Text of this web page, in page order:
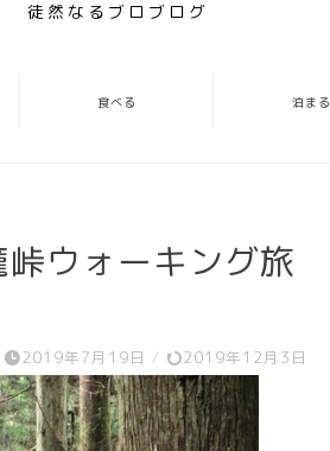
徒然なるブロブログ
食べる 泊まる
ウォーキング旅
2019年7月19日 / 2019年12月3日